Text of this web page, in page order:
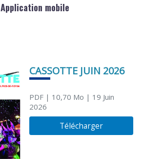
Application mobile
CASSOTTE JUIN 2026
PDF| 10,70 Mo | 19 Juin
2026
Télécharger